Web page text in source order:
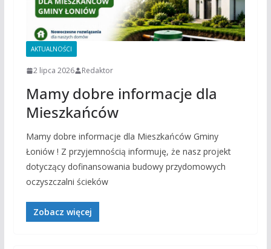
AKTUALNOŚCI
2 lipca 2026 Redaktor
Mamy dobre informacje dla
Mieszkańców
Mamy dobre informacje dla Mieszkańców Gminy
Łoniów ! Z przyjemnością informuję, że nasz projekt
dotyczący dofinansowania budowy przydomowych
oczyszczalni ścieków
Zobacz więcej